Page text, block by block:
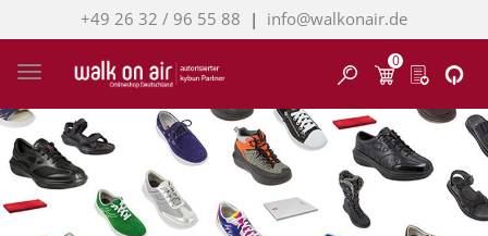
+49 26 32 / 96 55 88 | info@walkonair.de
Toggle navigation Finden
0